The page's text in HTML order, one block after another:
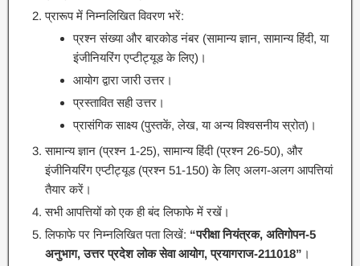
प्रारूप में निम्नलिखित विवरण भरें:
प्रश्न संख्या और बारकोड नंबर (सामान्य ज्ञान, सामान्य हिंदी, या
इंजीनियरिंग एप्टीट्यूड के लिए)।
आयोग द्वारा जारी उत्तर।
प्रस्तावित सही उत्तर।
प्रासंगिक साक्ष्य (पुस्तकें, लेख, या अन्य विश्वसनीय स्रोत)।
सामान्य ज्ञान (प्रश्न 1-25), सामान्य हिंदी (प्रश्न 26-50), और
इंजीनियरिंग एप्टीट्यूड (प्रश्न 51-150) के लिए अलग-अलग आपत्तियां
तैयार करें।
सभी आपत्तियों को एक ही बंद लिफाफे में रखें।
लिफाफे पर निम्नलिखित पता लिखें: “परीक्षा नियंत्रक, अतिगोपन-5
अनुभाग, उत्तर प्रदेश लोक सेवा आयोग, प्रयागराज-211018” ।